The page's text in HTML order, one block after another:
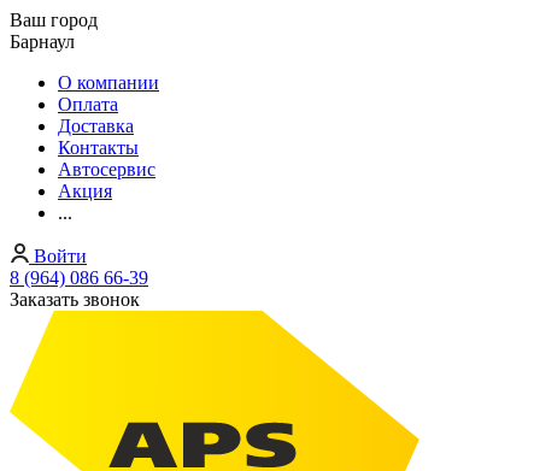
Ваш город
Барнаул
О компании
Оплата
Доставка
Контакты
Автосервис
Акция
...
Войти
8 (964) 086 66-39
Заказать звонок